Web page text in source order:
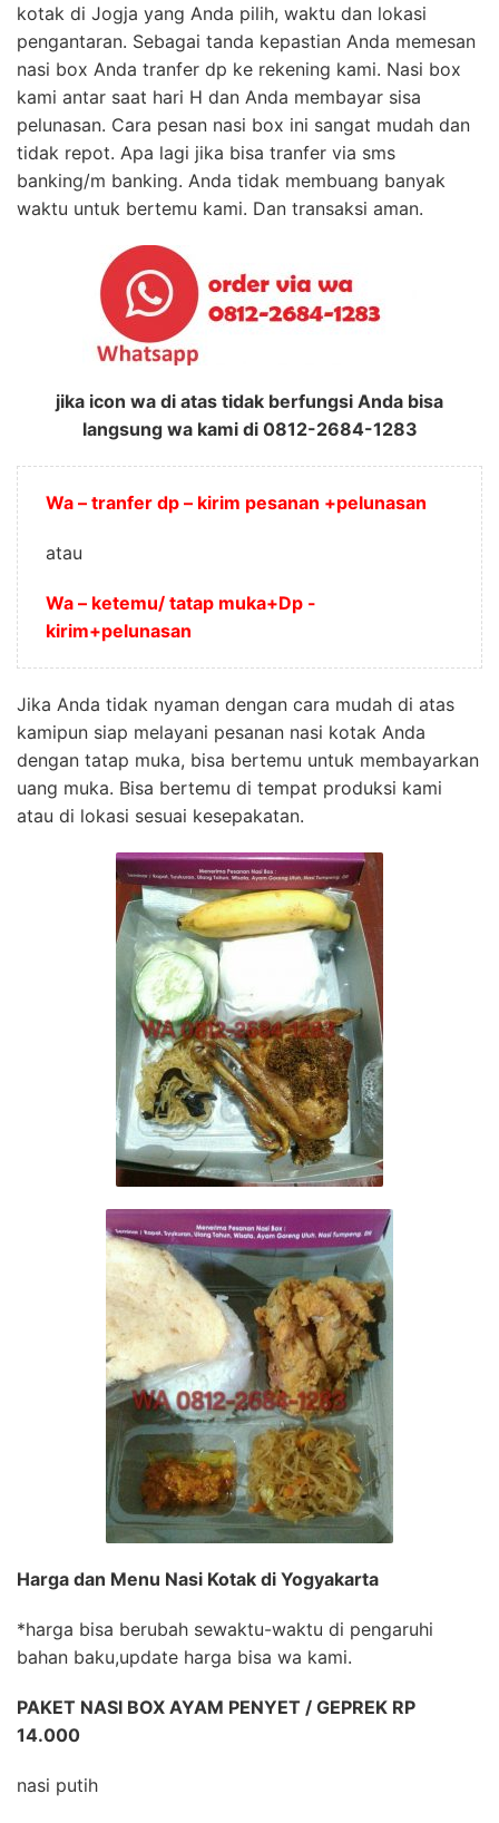
kotak di Jogja yang Anda pilih, waktu dan lokasi
pengantaran. Sebagai tanda kepastian Anda memesan
nasi box Anda tranfer dp ke rekening kami. Nasi box
kami antar saat hari H dan Anda membayar sisa
pelunasan. Cara pesan nasi box ini sangat mudah dan
tidak repot. Apa lagi jika bisa tranfer via sms
banking/m banking. Anda tidak membuang banyak
waktu untuk bertemu kami. Dan transaksi aman.
jika icon wa di atas tidak berfungsi Anda bisa
langsung wa kami di 0812-2684-1283
Wa – tranfer dp – kirim pesanan +pelunasan
atau
Wa – ketemu/ tatap muka+Dp -
kirim+pelunasan
Jika Anda tidak nyaman dengan cara mudah di atas
kamipun siap melayani pesanan nasi kotak Anda
dengan tatap muka, bisa bertemu untuk membayarkan
uang muka. Bisa bertemu di tempat produksi kami
atau di lokasi sesuai kesepakatan.
Harga dan Menu Nasi Kotak di Yogyakarta
*harga bisa berubah sewaktu-waktu di pengaruhi
bahan baku,update harga bisa wa kami.
PAKET NASI BOX AYAM PENYET / GEPREK RP
14.000
nasi putih